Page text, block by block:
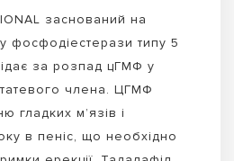
заснований на
фосфодіестерази типу 5
за розпад цГМФ у
члена. ЦГМФ
гладких м’язів і
в пеніс, що необхідно